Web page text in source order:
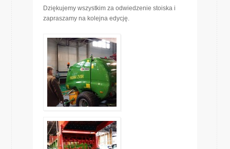
Dziękujemy wszystkim za odwiedzenie stoiska i
zapraszamy na kolejna edycję.